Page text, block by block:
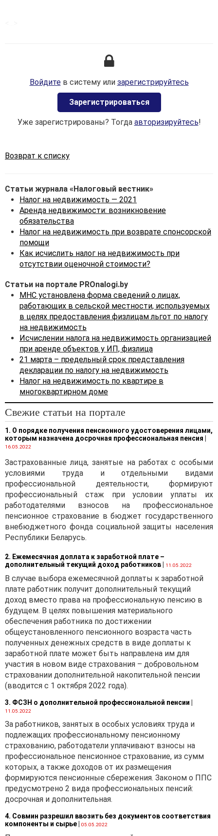
Войдитев систему или зарегистрируйтесь
Зaрегистрироваться
Уже зарегистрированы? Тогда авторизируйтесь!
Возврат к списку
Статьи журнала «Налоговый вестник»
Налог на недвижимость — 2021
Аренда недвижимости: возникновение
обязательства
Налог на недвижимость при возврате спонсорской
помощи
Как исчислить налог на недвижимость при
отсутствии оценочной стоимости?
Статьи на портале PROnalogi.by
МНС установлена форма сведений о лицах,
работающих в сельской местности, используемых
в целях предоставления физлицам льгот по налогу
на недвижимость
Исчислении налога на недвижимость организацией
при аренде объектов у ИП, физлица
21 марта – предельный срок представления
декларации по налогу на недвижимость
Налог на недвижимость по квартире в
многоквартирном доме
Свежие статьи на портале
1. О порядке получения пенсионного удостоверения лицами,
которым назначена досрочная профессиональная пенсия
16.05.2022
Застрахованные лица, занятые на работах с особыми
условиями труда и отдельными видами
профессиональной деятельности, формируют
профессиональный стаж при условии уплаты их
работодателями взносов на профессиональное
пенсионное страхование в бюджет государственного
внебюджетного фонда социальной защиты населения
Республики Беларусь.
2. Ежемесячная доплата к заработной плате –
дополнительный текущий доход работников
11.05.2022
В случае выбора ежемесячной доплаты к заработной
плате работник получит дополнительный текущий
доход вместо права на профессиональную пенсию в
будущем. В целях повышения материального
обеспечения работника по достижении
общеустановленного пенсионного возраста часть
полученных денежных средств в виде доплаты к
заработной плате может быть направлена им для
участия в новом виде страхования – добровольном
страховании дополнительной накопительной пенсии
(вводится с 1 октября 2022 года).
3. ФСЗН о дополнительной профессиональной пенсии
11.05.2022
За работников, занятых в особых условиях труда и
подлежащих профессиональному пенсионному
страхованию, работодатели уплачивают взносы на
профессиональное пенсионное страхование, из сумм
которых, а также доходов от их размещения
формируются пенсионные сбережения. Законом о ППС
предусмотрено 2 вида профессиональных пенсий:
досрочная и дополнительная.
4. Совмин разрешил ввозить без документов соответствия
компоненты и сырье
05.05.2022